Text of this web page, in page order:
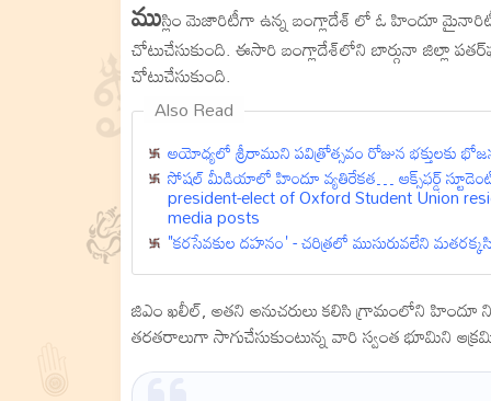
ముస్లిం మెజారిటీగా ఉన్న బంగ్లాదేశ్ లో ఓ హిందూ
చోటుచేసుకుంది. ఈసారి బంగ్లాదేశ్‌లోని బార్గునా
చోటుచేసుకుంది.
Also Read
అయోధ్యలో శ్రీరాముని పవిత్రోత్సవం రోజున భక్తులకు
సోష‌ల్ మీడియాలో హిందూ వ్య‌తిరేక‌త… ఆక్స్‌ఫ‌ర్డ్
president-elect of Oxford Student Union
media posts
"కరసేవకుల దహనం' - చరిత్రలో ముసురువలేని
జిఎం ఖలీల్, అతని అనుచరులు కలిసి గ్రామంలోని
తరతరాలుగా సాగుచేసుకుంటున్న వారి స్వంత భూమిని